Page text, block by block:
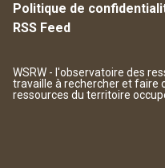
Politique de
RSS Feed
WSRW - l'observatoire des
travaille à rechercher et faire
ressources du territoire